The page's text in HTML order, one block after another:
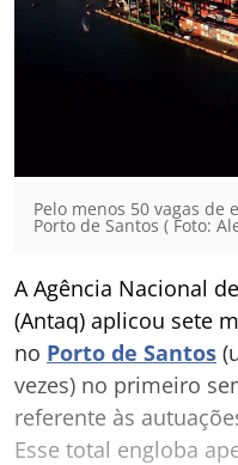
Pelo menos 50 vagas de
Porto de Santos ( Foto:
A Agência Nacional
(Antaq) aplicou sete
no Porto de Santos
vezes) no primeiro
referente às
Esse total engloba